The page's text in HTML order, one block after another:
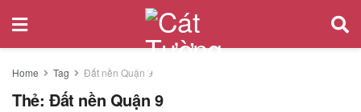
Home Tag Đất nền Quận 9
Thẻ: Đất nền Quận 9